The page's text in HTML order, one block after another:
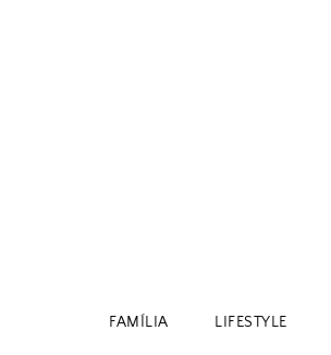
FAMÍLIA LIFESTYLE